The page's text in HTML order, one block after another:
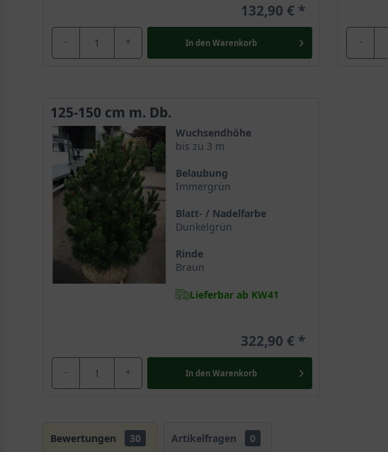
132,90 €
- + In den Warenkorb -
125-150 cm m. Db.
Wuchsendhöhe
bis zu 3 m
Belaubung
Immergrün
Blatt- / Nadelfarbe
Dunkelgrün
Rinde
Braun
Lieferbar ab KW41
322,90 €
- + In den Warenkorb
Bewertungen 30 Artikelfragen 0